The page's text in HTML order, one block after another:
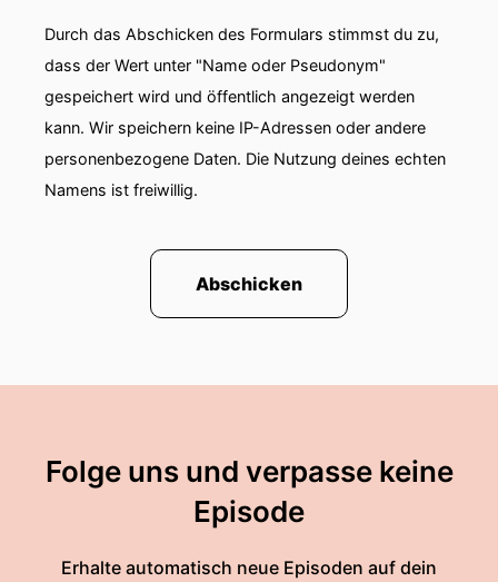
Durch das Abschicken des Formulars stimmst du zu,
dass der Wert unter "Name oder Pseudonym"
gespeichert wird und öffentlich angezeigt werden
kann. Wir speichern keine IP-Adressen oder andere
personenbezogene Daten. Die Nutzung deines echten
Namens ist freiwillig.
Abschicken
Folge uns und verpasse keine
Episode
Erhalte automatisch neue Episoden auf dein